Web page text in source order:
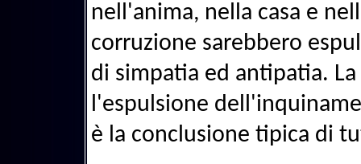
nell'anima, nella casa e
corruzione sarebbero
di simpatia ed antipatia.
l'espulsione
è la conclusione tipica di